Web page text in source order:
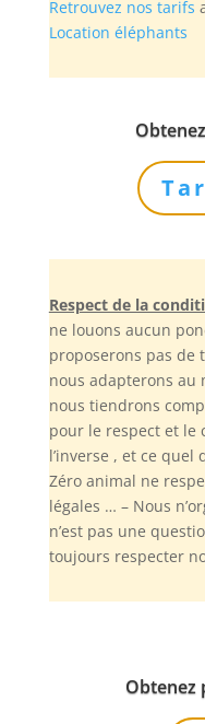
Retrouvez nos tarifs
Location éléphants
Respect de la
ne louons aucun
proposerons pas de
nous adapterons au
nous tiendrons
pour le respect et le
l’inverse , et ce
Zéro animal ne
légales … – Nous
n’est pas une
toujours respecter
Obtenez